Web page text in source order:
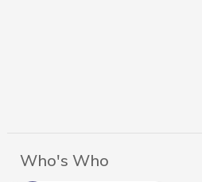
Who's Who